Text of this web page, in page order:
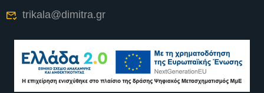
trikala@dimitra.gr